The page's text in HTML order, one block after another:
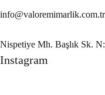
info@valoremimarlik.com.tr
Nispetiye Mh. Başlık Sk.
Instagram